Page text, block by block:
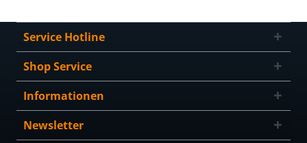
Service Hotline
Shop Service
Informationen
Newsletter